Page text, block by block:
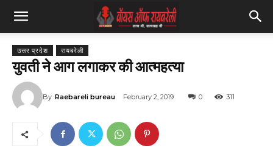
उत्तर प्रदेश रायबरेली
युवती ने आग लगाकर की आत्महत्या
By Raebareli bureau February 2, 2019 0 311